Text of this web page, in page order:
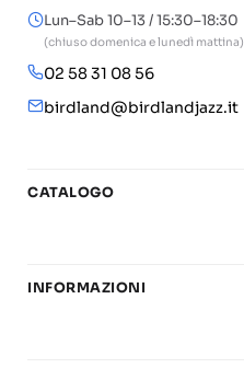
Lun–Sab 10–13 / 15:30–18:30
(chiuso domenica e lunedì mattina)
02 58 31 08 56
birdland@birdlandjazz.it
CATALOGO
Chitarra
INFORMAZIONI